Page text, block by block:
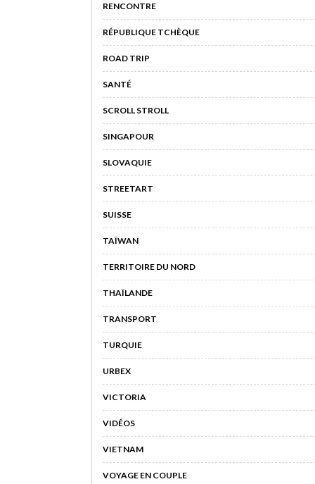
RENCONTRE
RÉPUBLIQUE TCHÈQUE
ROAD TRIP
SANTÉ
SCROLL STROLL
SINGAPOUR
SLOVAQUIE
STREETART
SUISSE
TAÏWAN
TERRITOIRE DU NORD
THAÏLANDE
TRANSPORT
TURQUIE
URBEX
VICTORIA
VIDÉOS
VIETNAM
VOYAGE EN COUPLE